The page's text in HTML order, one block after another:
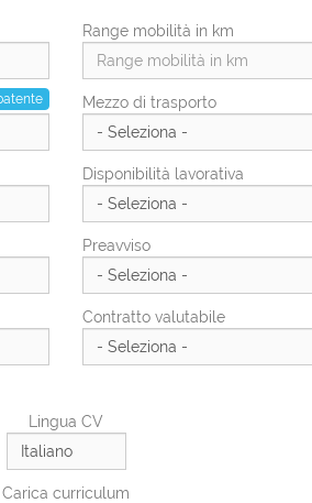
Numero civico di residenza
Range mobilità in km
Mezzo di trasporto
Disponibilità lavorativa
Preavviso
Contratto valutabile
Lingua CV
Carica curriculum